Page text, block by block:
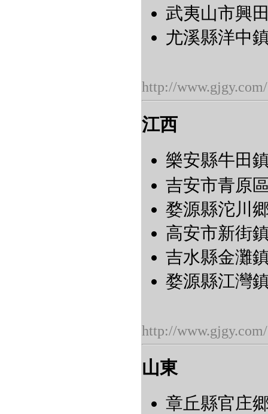
武夷山市興
尤溪縣洋中
http://www.gjgy.com/
江西
樂安縣牛田
吉安市青原
婺源縣沱川
高安市新街
吉水縣金灘
婺源縣江灣
http://www.gjgy.com/
山東
章丘縣官庄